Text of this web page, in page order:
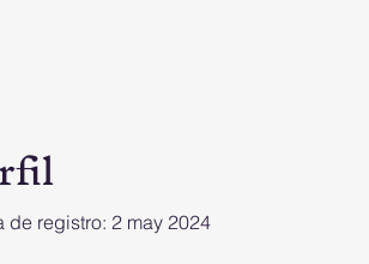
de registro: 2 may 2024